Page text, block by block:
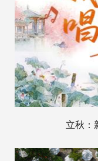
立秋：